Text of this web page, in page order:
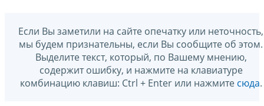
Если Вы заметили на сайте опечатку или неточность,
мы будем признательны, если Вы сообщите об этом.
Выделите текст, который, по Вашему мнению,
содержит ошибку, и нажмите на клавиатуре
комбинацию клавиш: Ctrl + Enter или нажмите сюда.